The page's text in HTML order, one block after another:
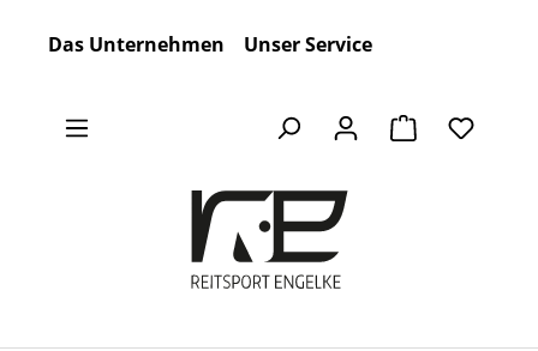
Das Unternehmen Unser Service
Warenkorb